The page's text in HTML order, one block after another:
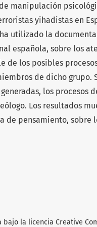
manipulación
yihadistas en
utilizado la
española, sobre los
de los posibles
de dicho grupo.
los procesos
Los resultados
pensamiento, sobre
la licencia Creative